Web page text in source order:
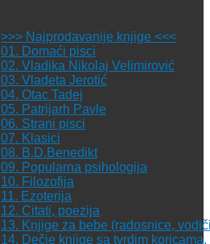
>>> Najprodavanije knjige <<<
01. Domaći pisci
02. Vladika Nikolaj Velimirović
03. Vladeta Jerotić
04. Otac Tadej
05. Patrijarh Pavle
06. Strani pisci
07. Klasici
08. B.D.Benedikt
09. Popularna psihologija
10. Filozofija
11. Ezoterija
12. Citati, poezija
13. Knjige za bebe (radosnice,
14. Dečje knjige sa tvrdim